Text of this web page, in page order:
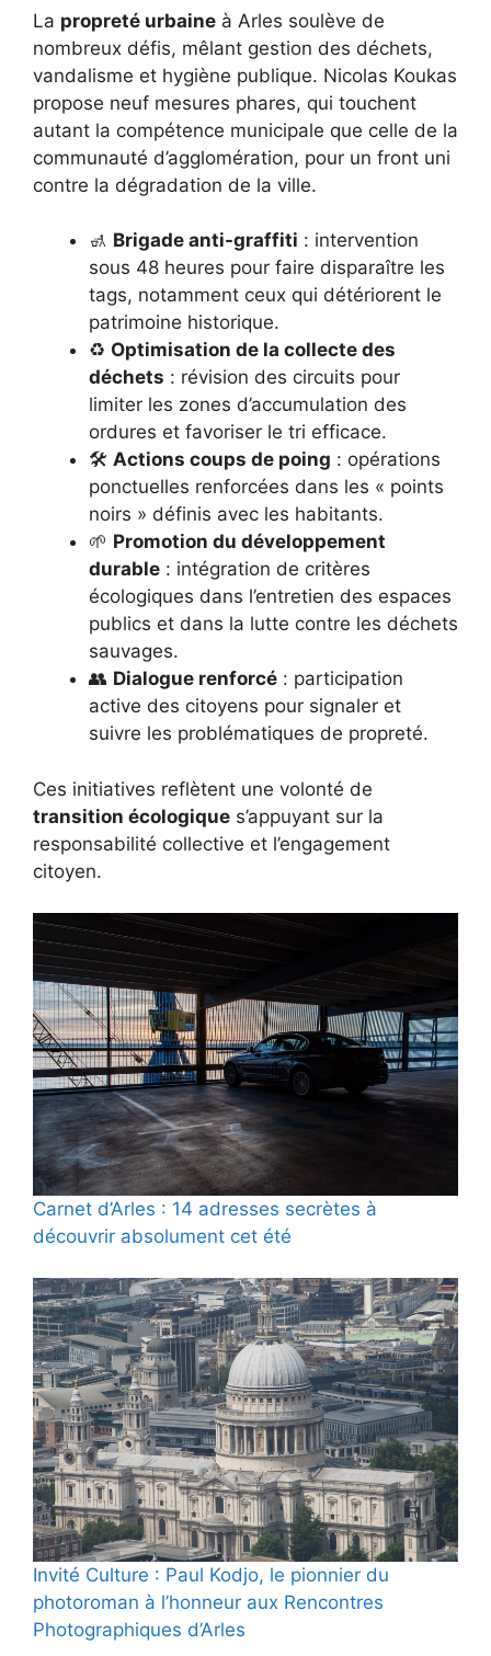
La propreté urbaine à Arles soulève de
nombreux défis, mêlant gestion des déchets,
vandalisme et hygiène publique. Nicolas Koukas
propose neuf mesures phares, qui touchent
autant la compétence municipale que celle de la
communauté d’agglomération, pour un front uni
contre la dégradation de la ville.
🚮 Brigade anti-graffiti : intervention
sous 48 heures pour faire disparaître les
tags, notamment ceux qui détériorent le
patrimoine historique.
♻️ Optimisation de la collecte des
déchets : révision des circuits pour
limiter les zones d’accumulation des
ordures et favoriser le tri efficace.
🛠️ Actions coups de poing : opérations
ponctuelles renforcées dans les « points
noirs » définis avec les habitants.
🌱 Promotion du développement
durable : intégration de critères
écologiques dans l’entretien des espaces
publics et dans la lutte contre les déchets
sauvages.
👥 Dialogue renforcé : participation
active des citoyens pour signaler et
suivre les problématiques de propreté.
Ces initiatives reflètent une volonté de
transition écologique s’appuyant sur la
responsabilité collective et l’engagement
citoyen.
Carnet d’Arles : 14 adresses secrètes à
découvrir absolument cet été
Invité Culture : Paul Kodjo, le pionnier du
photoroman à l’honneur aux Rencontres
Photographiques d’Arles